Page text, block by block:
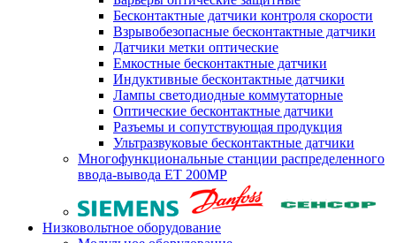
Бесконтактные датчики контроля скорости
Взрывобезопасные бесконтактные датчики
Датчики метки оптические
Емкостные бесконтактные датчики
Индуктивные бесконтактные датчики
Лампы светодиодные коммутаторные
Оптические бесконтактные датчики
Разъемы и сопутствующая продукция
Ультразвуковые бесконтактные датчики
Многофункциональные станции распределенного
ввода-вывода ET 200MP
Низковольтное оборудование